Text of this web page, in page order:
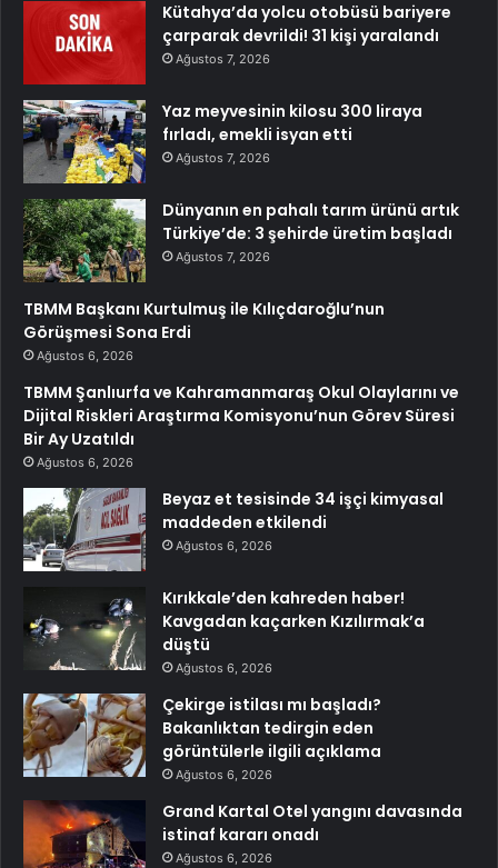
Kütahya’da yolcu otobüsü bariyere
çarparak devrildi! 31 kişi yaralandı
Ağustos 7, 2026
Yaz meyvesinin kilosu 300 liraya
fırladı, emekli isyan etti
Ağustos 7, 2026
Dünyanın en pahalı tarım ürünü artık
Türkiye’de: 3 şehirde üretim başladı
Ağustos 7, 2026
TBMM Başkanı Kurtulmuş ile Kılıçdaroğlu’nun
Görüşmesi Sona Erdi
Ağustos 6, 2026
TBMM Şanlıurfa ve Kahramanmaraş Okul Olaylarını ve
Dijital Riskleri Araştırma Komisyonu’nun Görev Süresi
Bir Ay Uzatıldı
Ağustos 6, 2026
Beyaz et tesisinde 34 işçi kimyasal
maddeden etkilendi
Ağustos 6, 2026
Kırıkkale’den kahreden haber!
Kavgadan kaçarken Kızılırmak’a
düştü
Ağustos 6, 2026
Çekirge istilası mı başladı?
Bakanlıktan tedirgin eden
görüntülerle ilgili açıklama
Ağustos 6, 2026
Grand Kartal Otel yangını davasında
istinaf kararı onadı
Ağustos 6, 2026